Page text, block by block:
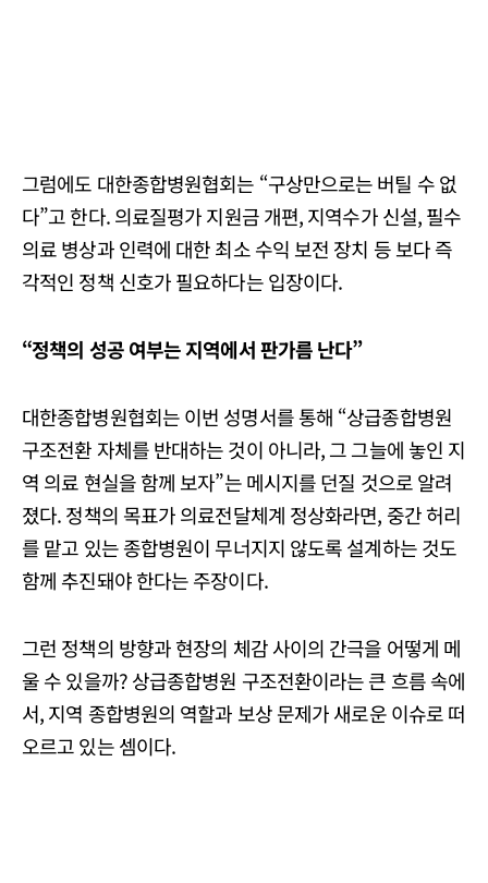
그럼에도 대한종합병원협회는 “구상만으로는 버틸 수 없
다”고 한다. 의료질평가 지원금 개편, 지역수가 신설, 필수
의료 병상과 인력에 대한 최소 수익 보전 장치 등 보다 즉
각적인 정책 신호가 필요하다는 입장이다.
“정책의 성공 여부는 지역에서 판가름 난다”
대한종합병원협회는 이번 성명서를 통해 “상급종합병원
구조전환 자체를 반대하는 것이 아니라, 그 그늘에 놓인 지
역 의료 현실을 함께 보자”는 메시지를 던질 것으로 알려
졌다. 정책의 목표가 의료전달체계 정상화라면, 중간 허리
를 맡고 있는 종합병원이 무너지지 않도록 설계하는 것도
함께 추진돼야 한다는 주장이다.
그런 정책의 방향과 현장의 체감 사이의 간극을 어떻게 메
울 수 있을까? 상급종합병원 구조전환이라는 큰 흐름 속에
서, 지역 종합병원의 역할과 보상 문제가 새로운 이슈로 떠
오르고 있는 셈이다.